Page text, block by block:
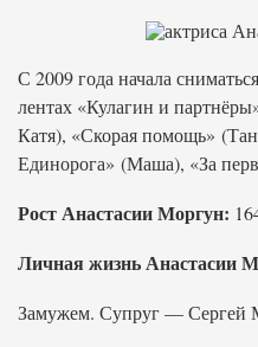
С 2009 года начала
лентах «Кулагин и
Катя), «Скорая помощь»
Единорога» (Маша), «За
Рост Анастасии Моргун:
Личная жизнь Анастасии
Замужем. Супруг — Сергей